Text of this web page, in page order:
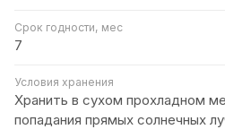
Срок годности, мес
7
Условия хранения
Хранить в сухом прохладном
попадания прямых солнечных